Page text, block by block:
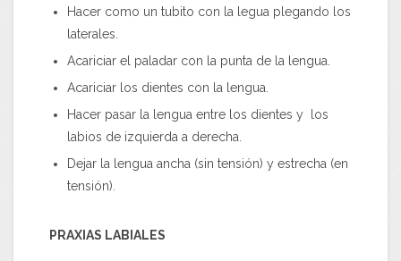
Hacer como un tubito con la legua plegando los
laterales.
Acariciar el paladar con la punta de la lengua.
Acariciar los dientes con la lengua.
Hacer pasar la lengua entre los dientes y los
labios de izquierda a derecha.
Dejar la lengua ancha (sin tensión) y estrecha (en
tensión).
PRAXIAS LABIALES